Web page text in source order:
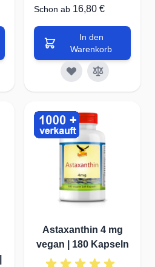
Schon ab 16,80 €
In den
Warenkorb
Astaxanthin 4 mg
vegan | 180 Kapseln